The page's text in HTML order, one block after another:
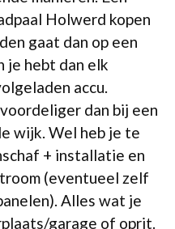
Holwerd kopen
gaat dan op een
je hebt dan elk
accu.
dan bij een
wijk. Wel heb je te
+ installatie en
(eventueel zelf
Alles wat je
garage of oprit.